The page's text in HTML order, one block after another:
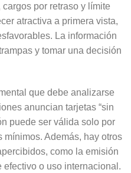
por retraso y límite
atractiva a primera vista,
La información
y tomar una decisión
que debe analizarse
anuncian tarjetas “sin
puede ser válida solo por
Además, hay otros
como la emisión
o uso internacional.